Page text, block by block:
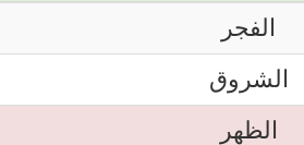
الفجر
الشروق
الظهر